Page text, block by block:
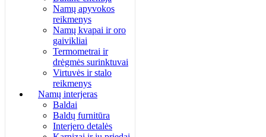
Namų apyvokos
reikmenys
Namų kvapai ir oro
gaivikliai
Termometrai ir
drėgmės surinktuvai
Virtuvės ir stalo
reikmenys
Namų interjeras
Baldai
Baldų furnitūra
Interjero detalės